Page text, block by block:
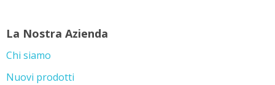
La Nostra Azienda
Chi siamo
Nuovi prodotti